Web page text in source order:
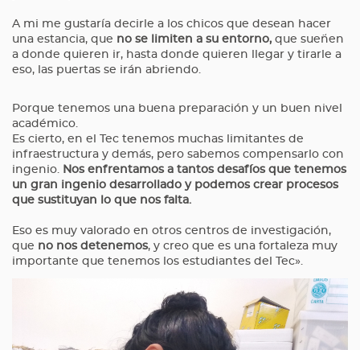
A mi me gustaría decirle a los chicos que desean hacer
una estancia, que no se limiten a su entorno, que sueñen
a donde quieren ir, hasta donde quieren llegar y tirarle a
eso, las puertas se irán abriendo.
Porque tenemos una buena preparación y un buen nivel
académico.
Es cierto, en el Tec tenemos muchas limitantes de
infraestructura y demás, pero sabemos compensarlo con
ingenio. Nos enfrentamos a tantos desafíos que tenemos
un gran ingenio desarrollado y podemos crear procesos
que sustituyan lo que nos falta.
Eso es muy valorado en otros centros de investigación,
que no nos detenemos, y creo que es una fortaleza muy
importante que tenemos los estudiantes del Tec».